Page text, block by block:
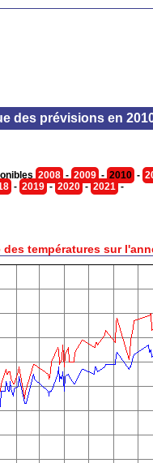
des prévisions en
2008 - 2009 - 2010 -
- 2019 - 2020 - 2021 -
des températures sur